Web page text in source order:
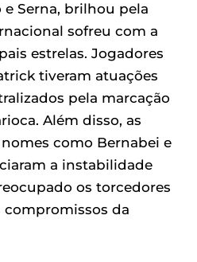
Serna, brilhou pela
sofreu com a
estrelas. Jogadores
tiveram atuações
pela marcação
Além disso, as
como Bernabei e
a instabilidade
os torcedores
da